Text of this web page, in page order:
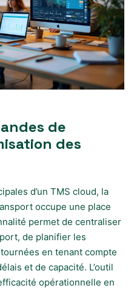
de
des
d’un TMS cloud, la
occupe une place
permet de centraliser
de planifier les
en tenant compte
et de capacité. L’outil
opérationnelle en